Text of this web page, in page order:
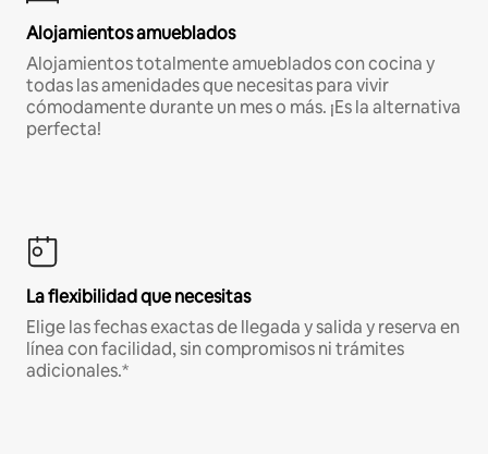
Alojamientos amueblados
Alojamientos totalmente amueblados con cocina y
todas las amenidades que necesitas para vivir
cómodamente durante un mes o más. ¡Es la alternativa
perfecta!
La flexibilidad que necesitas
Elige las fechas exactas de llegada y salida y reserva en
línea con facilidad, sin compromisos ni trámites
adicionales.*